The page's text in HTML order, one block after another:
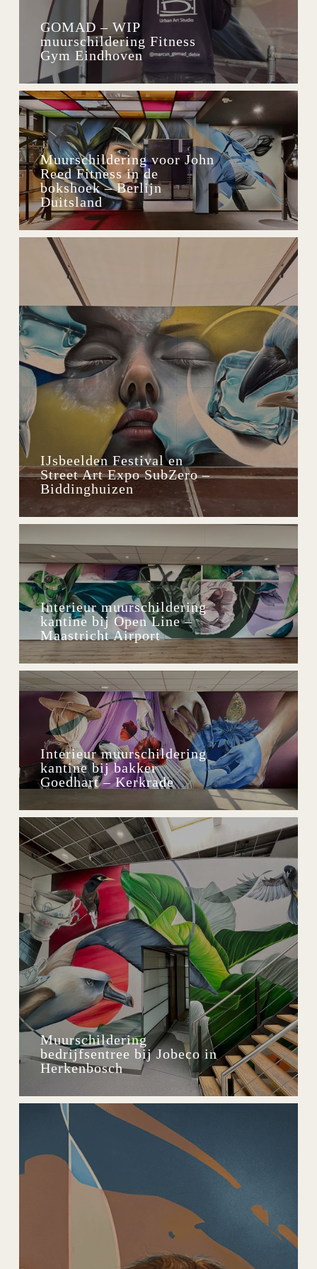
GOMAD – WIP
muurschildering Fitness
Gym Eindhoven
Muurschildering voor John
Reed Fitness in de
bokshoek – Berlijn
Duitsland
IJsbeelden Festival en
Street Art Expo SubZero –
Biddinghuizen
Interieur muurschildering
kantine bij Open Line –
Maastricht Airport
Interieur muurschildering
kantine bij bakker
Goedhart – Kerkrade
Muurschildering
bedrijfsentree bij Jobeco in
Herkenbosch